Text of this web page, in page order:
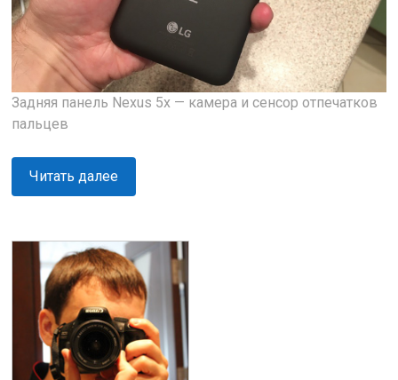
Задняя панель Nexus 5x — камера и сенсор отпечатков
пальцев
Читать далее